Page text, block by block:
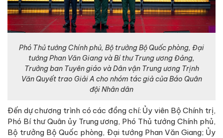
Phó Thủ tướng Chính phủ, Bộ trưởng Bộ Quốc phòng, Đại
tướng Phan Văn Giang và Bí thư Trung ương Đảng,
Trưởng ban Tuyên giáo và Dân vận Trung ương Trịnh
Văn Quyết trao Giải A cho nhóm tác giả của Báo Quân
đội Nhân dân
Đến dự chương trình có các đồng chí: Ủy viên Bộ Chính trị,
Phó Bí thư Quân ủy Trung ương, Phó Thủ tướng Chính phủ,
Bộ trưởng Bộ Quốc phòng, Đại tướng Phan Văn Giang; Ủy